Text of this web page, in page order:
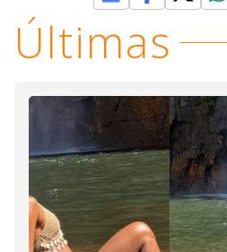
Últimas